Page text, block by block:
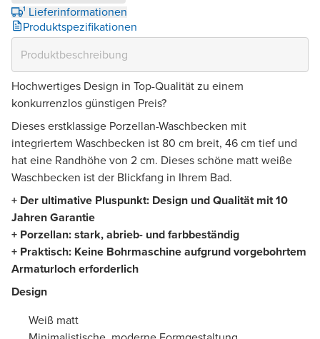
¹ Lieferinformationen
Produktspezifikationen
Hochwertiges Design in Top-Qualität zu einem
konkurrenzlos günstigen Preis?
Dieses erstklassige Porzellan-Waschbecken mit
integriertem Waschbecken ist 80 cm breit, 46 cm tief und
hat eine Randhöhe von 2 cm. Dieses schöne matt weiße
Waschbecken ist der Blickfang in Ihrem Bad.
+ Der ultimative Pluspunkt: Design und Qualität mit 10
Jahren Garantie
+ Porzellan: stark, abrieb- und farbbeständig
+ Praktisch: Keine Bohrmaschine aufgrund vorgebohrtem
Armaturloch erforderlich
Design
Weiß matt